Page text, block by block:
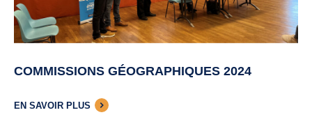
COMMISSIONS GÉOGRAPHIQUES 2024
EN SAVOIR PLUS